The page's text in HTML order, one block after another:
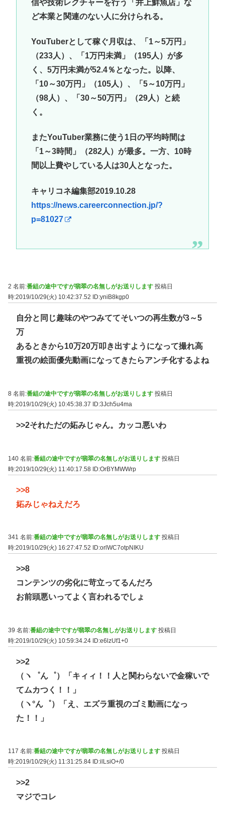
信や技術レクチャーを行う「井上鮮魚店」な
ど本業と関連のない人に分けられる。
YouTuberとして稼ぐ月収は、「1～5万円」
（233人）、「1万円未満」（195人）が多
く、5万円未満が52.4％となった。以降、
「10～30万円」（105人）、「5～10万円」
（98人）、「30～50万円」（29人）と続
く。
またYouTuber業務に使う1日の平均時間は
「1～3時間」（282人）が最多。一方、10時
間以上費やしている人は30人となった。
キャリコネ編集部2019.10.28
https://news.careerconnection.jp/?
p=81027
2 名前:番組の途中ですが翡翠の名無しがお送りします 投稿日
時:2019/10/29(火) 10:42:37.52
ID:yniB8kgp0
自分と同じ趣味のやつみててそいつの再生数が3～5
万
あるときから10万20万叩き出すようになって撮れ高
重視の絵面優先動画になってきたらアンチ化するよね
8 名前:番組の途中ですが翡翠の名無しがお送りします 投稿日
時:2019/10/29(火) 10:45:38.37
ID:3Jch5u4ma
>>2それただの妬みじゃん。カッコ悪いわ
140 名前:番組の途中ですが翡翠の名無しがお送りします 投稿日
時:2019/10/29(火) 11:40:17.58 ID:OrBYMWWrp
>>8
妬みじゃねえだろ
341 名前:番組の途中ですが翡翠の名無しがお送りします 投稿日
時:2019/10/29(火) 16:27:47.52
ID:orlWC7otpNIKU
>>8
コンテンツの劣化に苛立ってるんだろ
お前頭悪いってよく言われるでしょ
39 名前:番組の途中ですが翡翠の名無しがお送りします 投稿日
時:2019/10/29(火) 10:59:34.24 ID:e6lzUf1+0
>>2
（ヽ゜ん゜）「キィィ！！人と関わらないで金稼いで
てムカつく！！」
（ヽ°ん゜）「え、エズラ重視のゴミ動画になっ
た！！」
117 名前:番組の途中ですが翡翠の名無しがお送りします 投稿日
時:2019/10/29(火) 11:31:25.84 ID:ilLsiO+/0
>>2
マジでコレ